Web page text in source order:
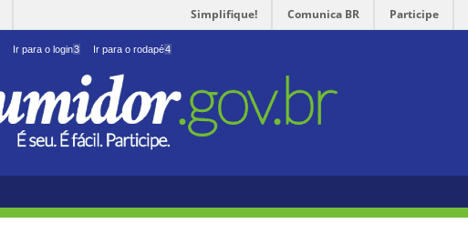
Simplifique! Comunica BR Participe
Ir para o login3 Ir para o rodapé4